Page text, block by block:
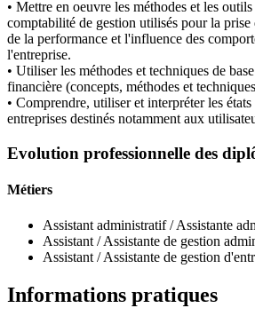
• Mettre en oeuvre les méthodes et les
comptabilité de gestion utilisés pour la
de la performance et l'influence des
l'entreprise.
• Utiliser les méthodes et techniques de
financière (concepts, méthodes et
• Comprendre, utiliser et interpréter les
entreprises destinés notamment aux
Evolution professionnelle des
Métiers
Assistant administratif / Assistante
Assistant / Assistante de gestion
Assistant / Assistante de gestion
Informations pratiques